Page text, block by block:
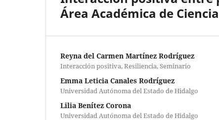
Área Académica de
Reyna del Carmen Martínez Rodríguez
Interacción positiva, Resiliencia, Seminario
Emma Leticia Canales Rodríguez
Universidad Autónoma del Estado de Hidalgo
Lilia Benítez Corona
Universidad Autónoma del Estado de Hidalgo